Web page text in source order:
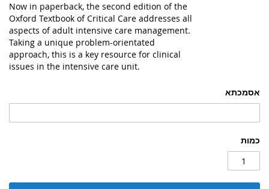
אסמכתא
כמות
Now in paperback, the second edition of the
Oxford Textbook of Critical Care addresses all
aspects of adult intensive care management.
Taking a unique problem-orientated
approach, this is a key resource for clinical
issues in the intensive care unit.